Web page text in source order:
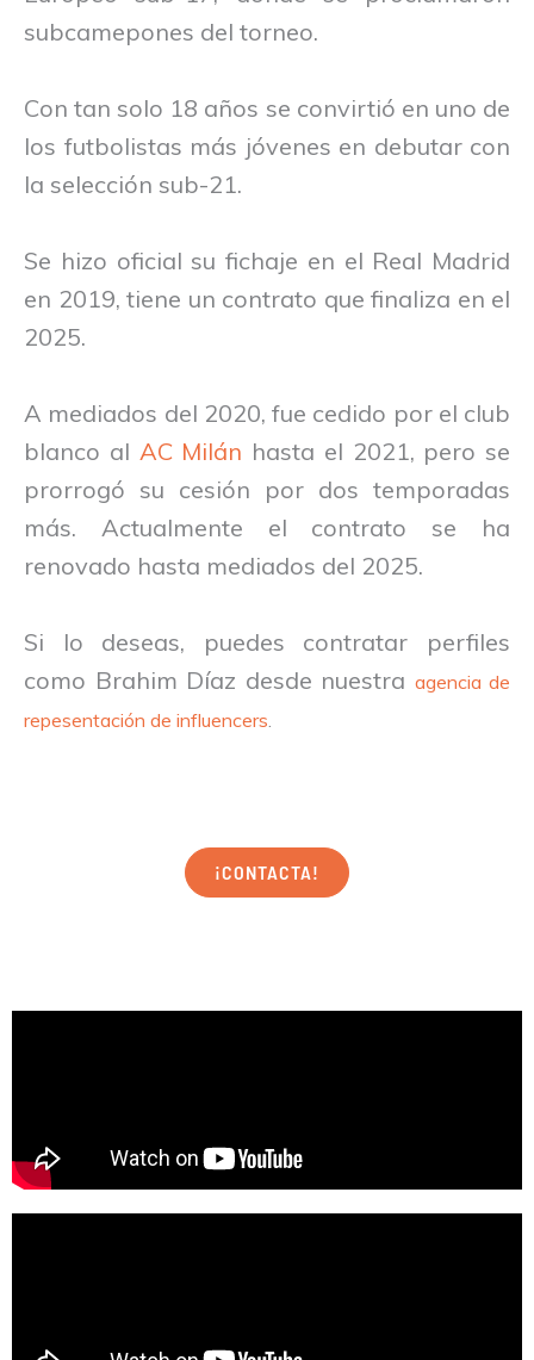
subcamepones del torneo.
Con tan solo 18 años se convirtió en uno de
los futbolistas más jóvenes en debutar con
la selección sub-21.
Se hizo oficial su fichaje en el Real Madrid
en 2019, tiene un contrato que finaliza en el
2025.
A mediados del 2020, fue cedido por el club
blanco al AC Milán hasta el 2021, pero se
prorrogó su cesión por dos temporadas
más. Actualmente el contrato se ha
renovado hasta mediados del 2025.
Si lo deseas, puedes contratar perfiles
como Brahim Díaz desde nuestra agencia de
repesentación de influencers
¡CONTACTA!